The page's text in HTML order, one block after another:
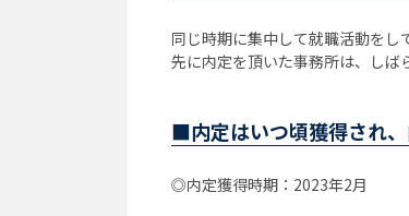
同じ時期に集中して就職活動をし
先に内定を頂いた事務所は、しば
■内定はいつ頃獲得され
◎内定獲得時期：2023年2月